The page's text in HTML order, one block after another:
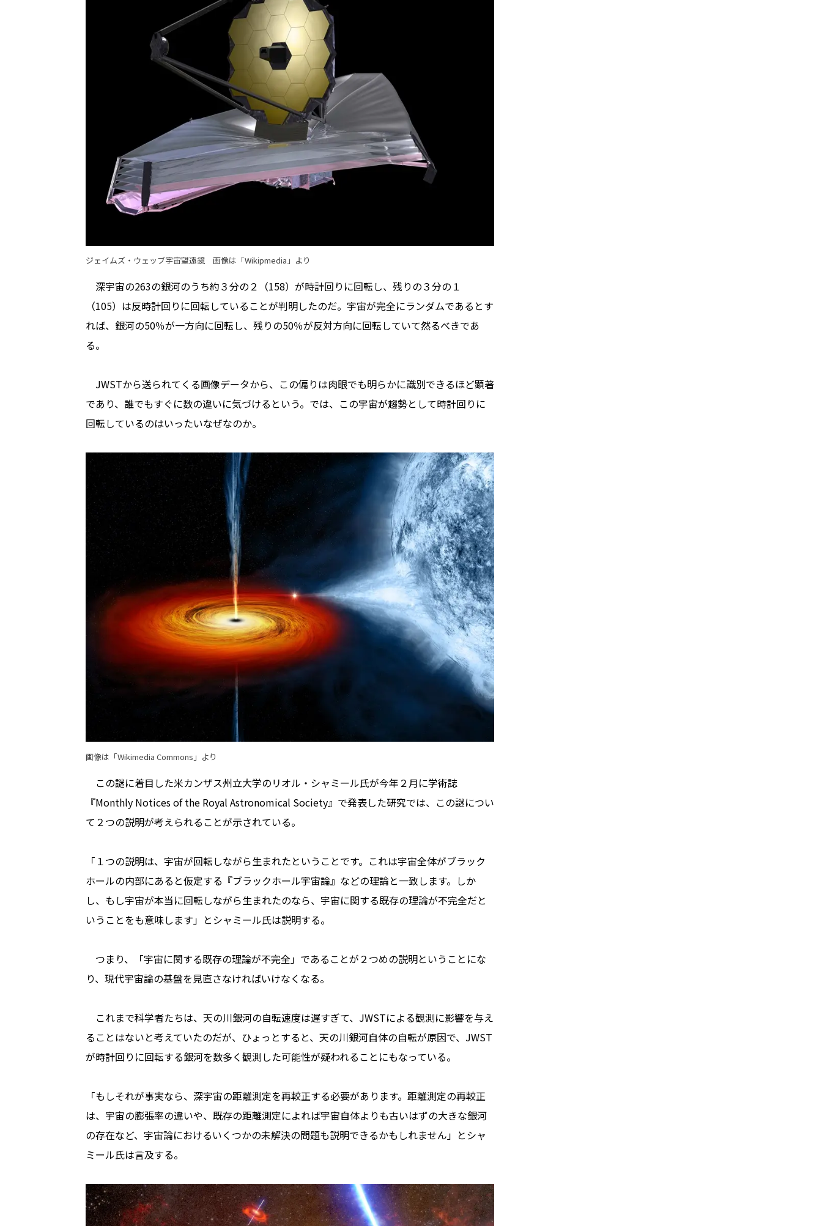
ジェイムズ・ウェッブ宇宙望遠鏡 画像は「Wikipmedia」より
深宇宙の263の銀河のうち約３分の２（158）が時計回りに回転し、残りの３分の１
（105）は反時計回りに回転していることが判明したのだ。宇宙が完全にランダムであるとす
れば、銀河の50％が一方向に回転し、残りの50％が反対方向に回転していて然るべきであ
る。
JWSTから送られてくる画像データから、この偏りは肉眼でも明らかに識別できるほど顕著
であり、誰でもすぐに数の違いに気づけるという。では、この宇宙が趨勢として時計回りに
回転しているのはいったいなぜなのか。
画像は「Wikimedia Commons」より
この謎に着目した米カンザス州立大学のリオル・シャミール氏が今年２月に学術誌
『Monthly Notices of the Royal Astronomical Society』で発表した研究では、この謎につい
て２つの説明が考えられることが示されている。
「１つの説明は、宇宙が回転しながら生まれたということです。これは宇宙全体がブラック
ホールの内部にあると仮定する『ブラックホール宇宙論』などの理論と一致します。しか
し、もし宇宙が本当に回転しながら生まれたのなら、宇宙に関する既存の理論が不完全だと
いうことをも意味します」とシャミール氏は説明する。
つまり、「宇宙に関する既存の理論が不完全」であることが２つめの説明ということにな
り、現代宇宙論の基盤を見直さなければいけなくなる。
これまで科学者たちは、天の川銀河の自転速度は遅すぎて、JWSTによる観測に影響を与え
ることはないと考えていたのだが、ひょっとすると、天の川銀河自体の自転が原因で、JWST
が時計回りに回転する銀河を数多く観測した可能性が疑われることにもなっている。
「もしそれが事実なら、深宇宙の距離測定を再較正する必要があります。距離測定の再較正
は、宇宙の膨張率の違いや、既存の距離測定によれば宇宙自体よりも古いはずの大きな銀河
の存在など、宇宙論におけるいくつかの未解決の問題も説明できるかもしれません」とシャ
ミール氏は言及する。